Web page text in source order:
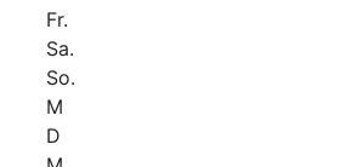
Fr.
Sa.
So.
M
D